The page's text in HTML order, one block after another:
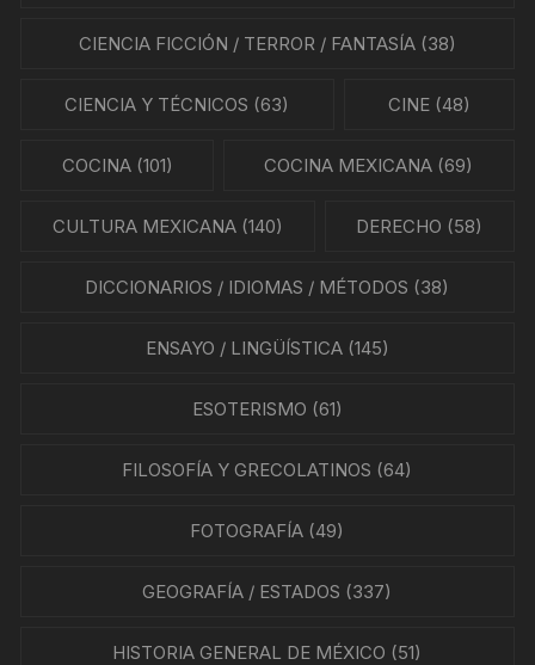
CIENCIA FICCIÓN / TERROR / FANTASÍA(38)
CIENCIA Y TÉCNICOS (63) CINE(48)
COCINA(101) COCINA MEXICANA (69)
CULTURA MEXICANA(140) DERECHO (58)
DICCIONARIOS / IDIOMAS / MÉTODOS (38)
ENSAYO / LINGÜÍSTICA(145)
ESOTERISMO (61)
FILOSOFÍA Y GRECOLATINOS (64)
FOTOGRAFÍA (49)
GEOGRAFÍA / ESTADOS (337)
HISTORIA GENERAL DE MÉXICO (51)